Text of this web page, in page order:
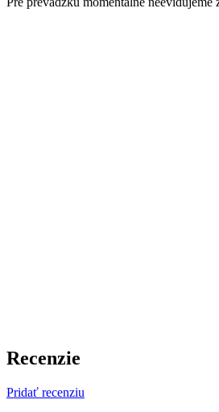
Recenzie
Pridať recenziu